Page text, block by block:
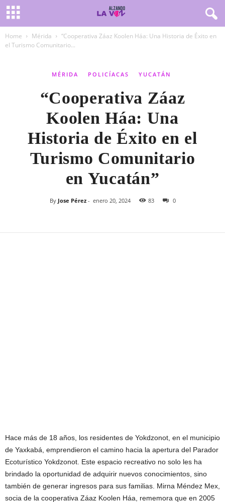
Home Mérida
“Cooperativa Záaz Koolen Háa: Una Historia de Éxito en
el Turismo Comunitario...
MÉRIDA POLICÍACAS YUCATÁN
“Cooperativa Záaz
Koolen Háa: Una
Historia de Éxito en el
Turismo Comunitario
en Yucatán”
By Jose Pérez- enero 20, 2024 83 0
Hace más de 18 años, los residentes de Yokdzonot, en el municipio
de Yaxkabá, emprendieron el camino hacia la apertura del Parador
Ecoturístico Yokdzonot. Este espacio recreativo no solo les ha
brindado la oportunidad de adquirir nuevos conocimientos, sino
también de generar ingresos para sus familias. Mirna Méndez Mex,
socia de la cooperativa Záaz Koolen Háa, rememora que en 2005